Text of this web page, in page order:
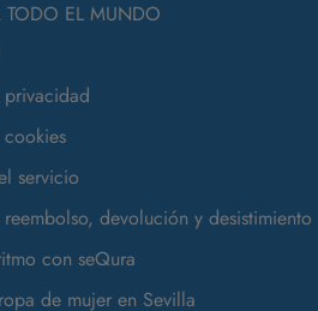
EL MUNDO
servicio
devolución y desistimiento
con seQura
de mujer en Sevilla